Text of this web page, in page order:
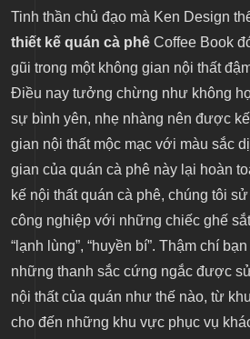
Tinh thần chủ đạo mà Ken Design
thiết kế quán cà phê Coffee Book
gũi trong một không gian nội thất
Điều nay tưởng chừng như không
sự bình yên, nhẹ nhàng nên được
gian nội thất mộc mạc với màu sắc
gian của quán cà phê này lại hoàn
kế nội thất quán cà phê, chúng tôi
công nghiệp với những chiếc ghế
“lạnh lùng”, “huyền bí”. Thậm chí
những thanh sắc cứng ngắc được
nội thất của quán như thế nào, từ
cho đến những khu vực phục vụ